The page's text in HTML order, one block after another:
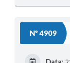
Nº 4909